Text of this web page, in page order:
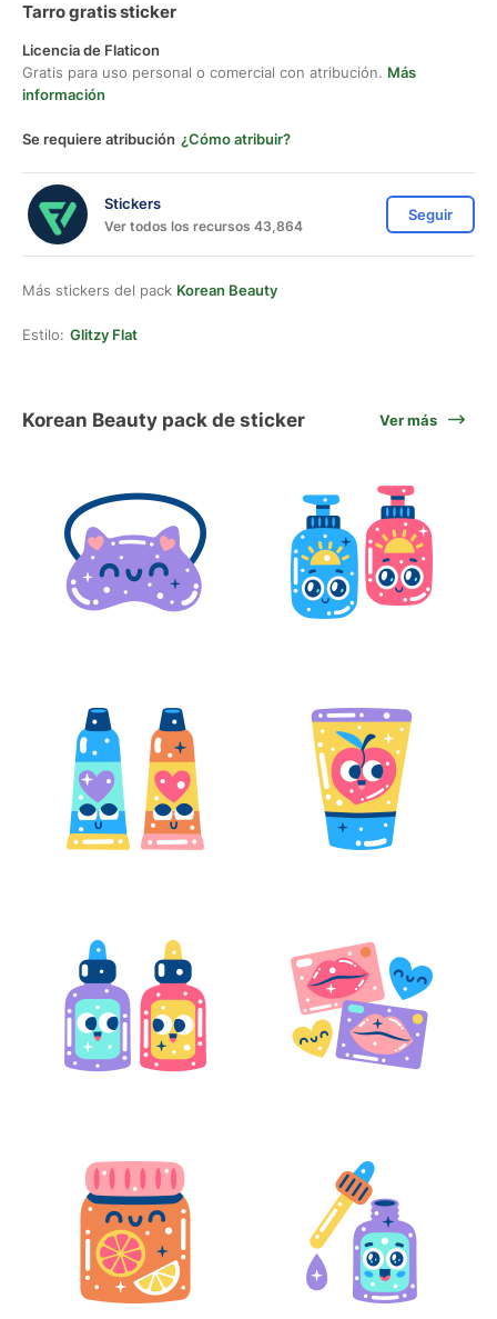
Tarro gratis sticker
Licencia de Flaticon
Gratis para uso personal o comercial con atribución. Más
información
Se requiere atribución ¿Cómo atribuir?
Stickers
Ver todos los recursos 43,864
Seguir
Más stickers del pack Korean Beauty
Estilo: Glitzy Flat
Korean Beauty pack de sticker Ver más